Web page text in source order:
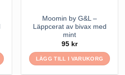
Moomin by G&L –
Läppcerat av bivax med
mint
95 kr
LÄGG TILL I VARUKORG